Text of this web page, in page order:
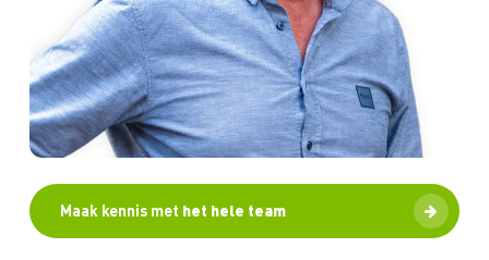
Maak kennis met het hele team